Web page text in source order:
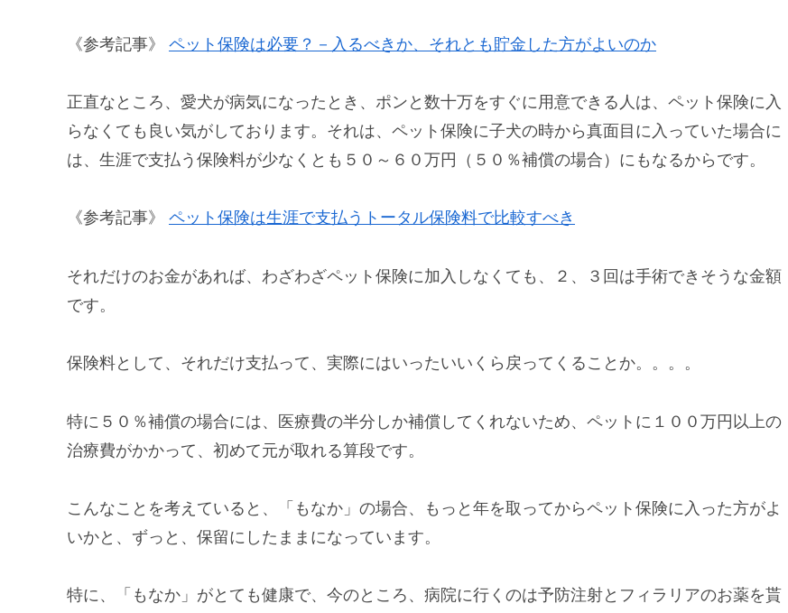
《参考記事》 ペット保険は必要？－入るべきか、それとも貯金した方がよいのか
正直なところ、愛犬が病気になったとき、ポンと数十万をすぐに用意できる人は、ペット保険に入
らなくても良い気がしております。それは、ペット保険に子犬の時から真面目に入っていた場合に
は、生涯で支払う保険料が少なくとも５０～６０万円（５０％補償の場合）にもなるからです。
《参考記事》 ペット保険は生涯で支払うトータル保険料で比較すべき
それだけのお金があれば、わざわざペット保険に加入しなくても、２、３回は手術できそうな金額
です。
保険料として、それだけ支払って、実際にはいったいいくら戻ってくることか。。。。
特に５０％補償の場合には、医療費の半分しか補償してくれないため、ペットに１００万円以上の
治療費がかかって、初めて元が取れる算段です。
こんなことを考えていると、「もなか」の場合、もっと年を取ってからペット保険に入った方がよ
いかと、ずっと、保留にしたままになっています。
特に、「もなか」がとても健康で、今のところ、病院に行くのは予防注射とフィラリアのお薬を貰